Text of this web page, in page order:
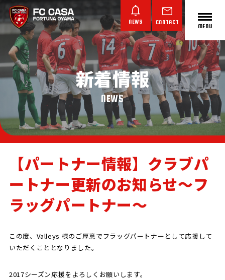
NEWS CONTACT
ABOUT FC CASA
クラブ概要
TOP TEAM
トップチーム
JUNIOR YOUTH
ジュニアユース
JUNIOR
ジュニア
SCHOOL CP SOCCER
MENU
新着情報
NEWS
【パートナー情報】クラブパ
ートナー更新のお知らせ～フ
ラッグパートナー～
この度、Valleys 様のご厚意でフラッグパートナーとして応援して
いただくこととなりました。
2017シーズン応援をよろしくお願いします。